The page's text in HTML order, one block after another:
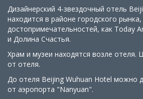
Дизайнерский 4-звездочный отель
находится в районе городского
достопримечательностей, как Today
и Долина Счастья.
Храм и музеи находятся возле отеля.
от отеля.
До отеля Beijing Wuhuan Hotel можно
от аэропорта "Nanyuan".